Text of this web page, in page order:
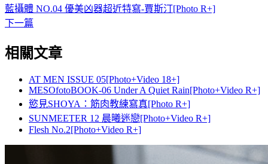
藍攝體 NO.04 優美凶器超近特寫-賈斯汀[Photo R+]
下一篇
相關文章
AT MEN ISSUE 05[Photo+Video 18+]
MESOfotoBOOK-06 Under A Quiet Rain[Photo+Video R+]
慾見SHOYA：筋肉教練寫真[Photo R+]
SUNMEETER 12 晨曦迷戀[Photo+Video R+]
Flesh No.2[Photo+Video R+]